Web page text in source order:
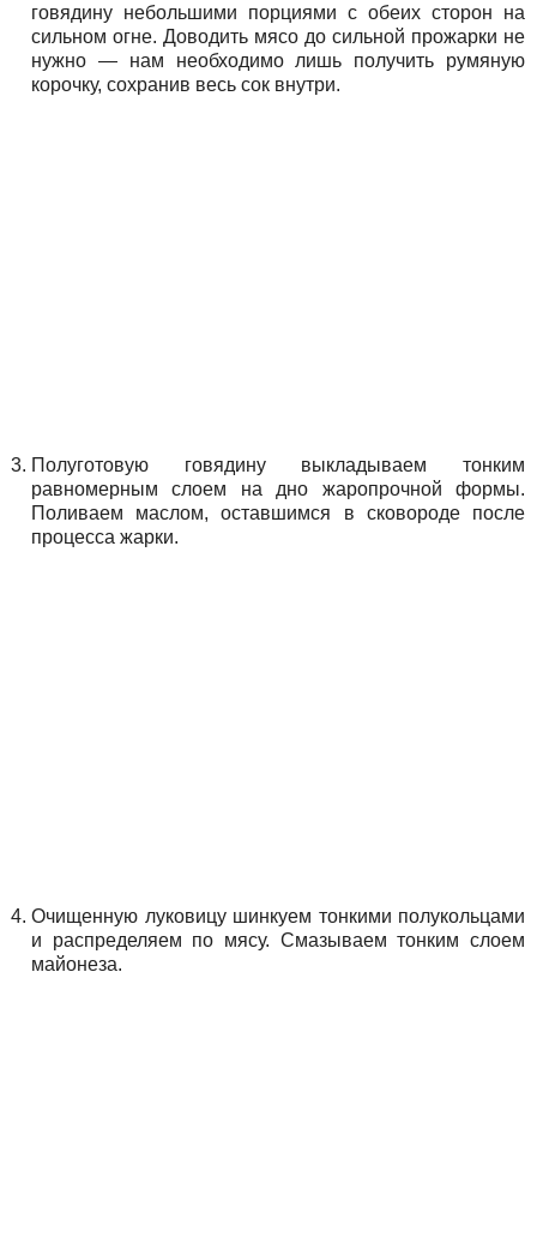
говядину небольшими порциями с обеих сторон на
сильном огне. Доводить мясо до сильной прожарки не
нужно — нам необходимо лишь получить румяную
корочку, сохранив весь сок внутри.
Полуготовую говядину выкладываем тонким
равномерным слоем на дно жаропрочной формы.
Поливаем маслом, оставшимся в сковороде после
процесса жарки.
Очищенную луковицу шинкуем тонкими полукольцами
и распределяем по мясу. Смазываем тонким слоем
майонеза.